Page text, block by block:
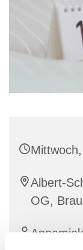
Albert-
OG,